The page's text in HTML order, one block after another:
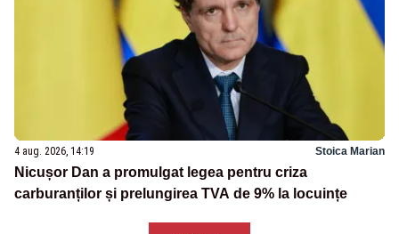
4 aug. 2026, 14:19 Stoica Marian
Nicușor Dan a promulgat legea pentru criza
carburanților și prelungirea TVA de 9% la locuințe